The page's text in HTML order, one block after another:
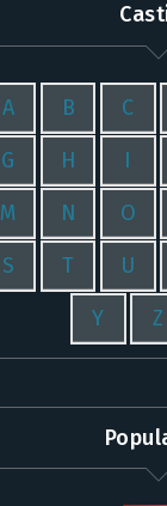
A B C
G H I
M N O
S T U
Y Z